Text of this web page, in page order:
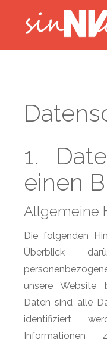
1.
einen
Allgemeine
Die folgenden
Überblick
unsere Website
Daten sind alle
identifiziert
Informationen